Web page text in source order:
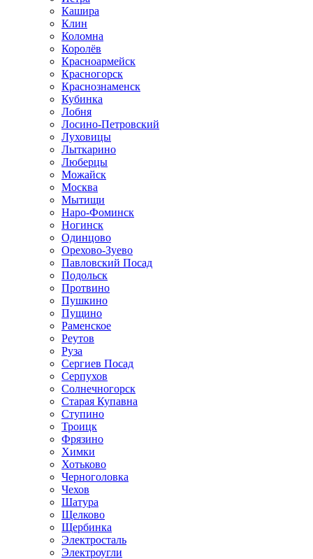
Кашира
Клин
Коломна
Королёв
Красноармейск
Красногорск
Краснознаменск
Кубинка
Лобня
Лосино-Петровский
Луховицы
Лыткарино
Люберцы
Можайск
Москва
Мытищи
Наро-Фоминск
Ногинск
Одинцово
Орехово-Зуево
Павловский Посад
Подольск
Протвино
Пушкино
Пущино
Раменское
Реутов
Руза
Сергиев Посад
Серпухов
Солнечногорск
Старая Купавна
Ступино
Троицк
Фрязино
Химки
Хотьково
Черноголовка
Чехов
Шатура
Щелково
Щербинка
Электросталь
Электроугли